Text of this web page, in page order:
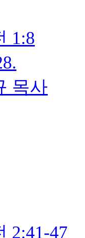
1:8
목사
2:41-47